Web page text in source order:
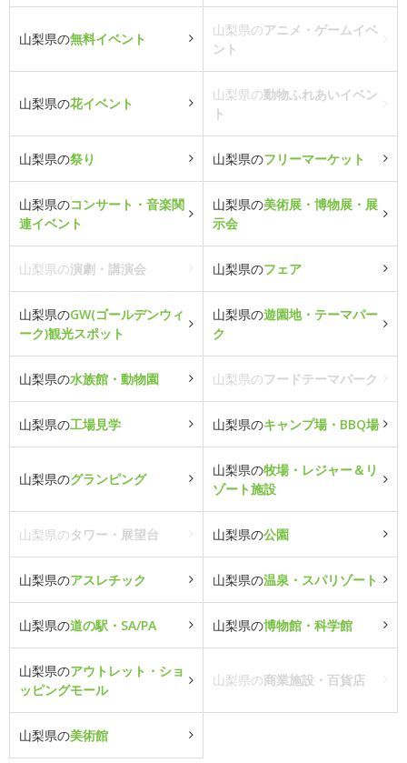
山梨県の無料イベント
山梨県のアニメ・ゲームイベ
ント
山梨県の花イベント
山梨県の動物ふれあいイベン
ト
山梨県の祭り 山梨県のフリーマーケット
山梨県のコンサート・音楽関
連イベント
山梨県の美術展・博物展・展
示会
山梨県の演劇・講演会 山梨県のフェア
山梨県のGW(ゴールデンウィ
ーク)観光スポット
山梨県の遊園地・テーマパー
ク
山梨県の水族館・動物園 山梨県のフードテーマパーク
山梨県の工場見学 山梨県のキャンプ場・BBQ場
山梨県のグランピング
山梨県の牧場・レジャー＆リ
ゾート施設
山梨県のタワー・展望台 山梨県の公園
山梨県のアスレチック 山梨県の温泉・スパリゾート
山梨県の道の駅・SA/PA 山梨県の博物館・科学館
山梨県のアウトレット・ショ
ッピングモール
山梨県の商業施設・百貨店
山梨県の美術館